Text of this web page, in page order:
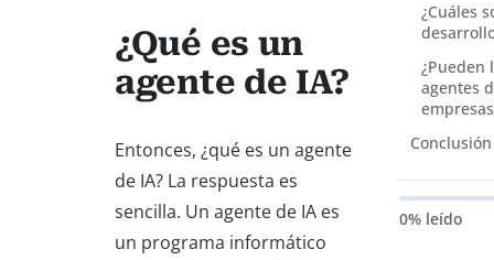
¿Qué es un
agente de IA?
Entonces, ¿qué es un agente
de IA? La respuesta es
sencilla. Un agente de IA es
un programa informático
¿Cuáles
¿Pueden
agentes
Conclusión
0% leído